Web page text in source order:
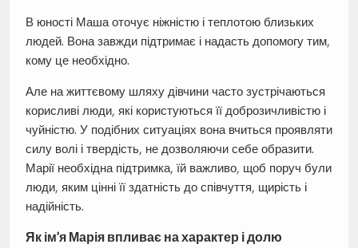
В юності Маша оточує ніжністю і теплотою близьких
людей. Вона завжди підтримає і надасть допомогу тим,
кому це необхідно.
Але на життєвому шляху дівчини часто зустрічаються
корисливі люди, які користуються її доброзичливістю і
чуйністю. У подібних ситуаціях вона вчиться проявляти
силу волі і твердість, не дозволяючи себе образити.
Марії необхідна підтримка, їй важливо, щоб поруч були
люди, яким цінні її здатність до співчуття, щирість і
надійність.
Як ім’я Марія впливає на характер і долю